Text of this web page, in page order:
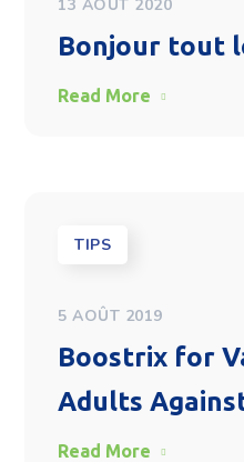
13 AOÛT 2020
Bonjour tout
Read More
TIPS
5 AOÛT 2019
Boostrix for
Adults
Read More